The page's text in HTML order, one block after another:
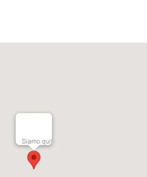
Siamo qui!